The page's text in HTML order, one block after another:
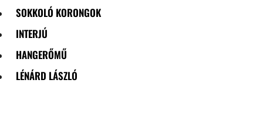
SOKKOLÓ KORONGOK
INTERJÚ
HANGERŐMŰ
LÉNÁRD LÁSZLÓ